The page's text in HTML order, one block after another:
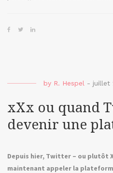
by R. Hespel - juillet
xXx ou quand
devenir une
Depuis hier, Twitter – ou plutôt
maintenant appeler la